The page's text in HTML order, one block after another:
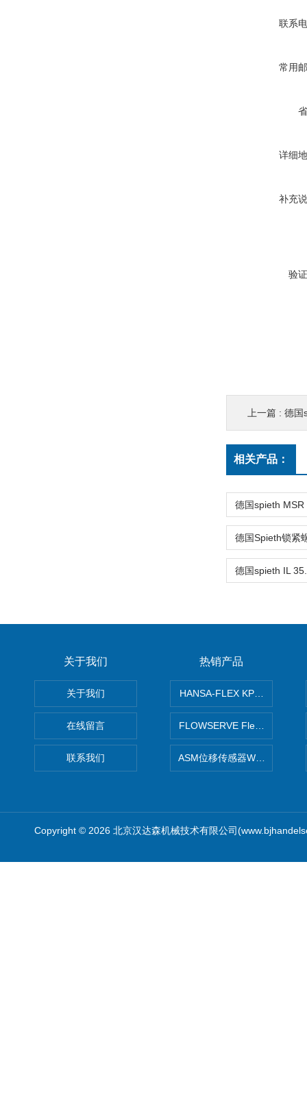
联系
常用
详细
补充
验
上一篇 : 德国
相关产品：
关于我们
关于我们
在线留言
联系我们
热销产品
HANSA-FLEX KP100P紧凑
FLOWSERVE Flex Wedge闸
ASM位移传感器WS10-750
Copyright © 2026 北京汉达森机械技术有限公司